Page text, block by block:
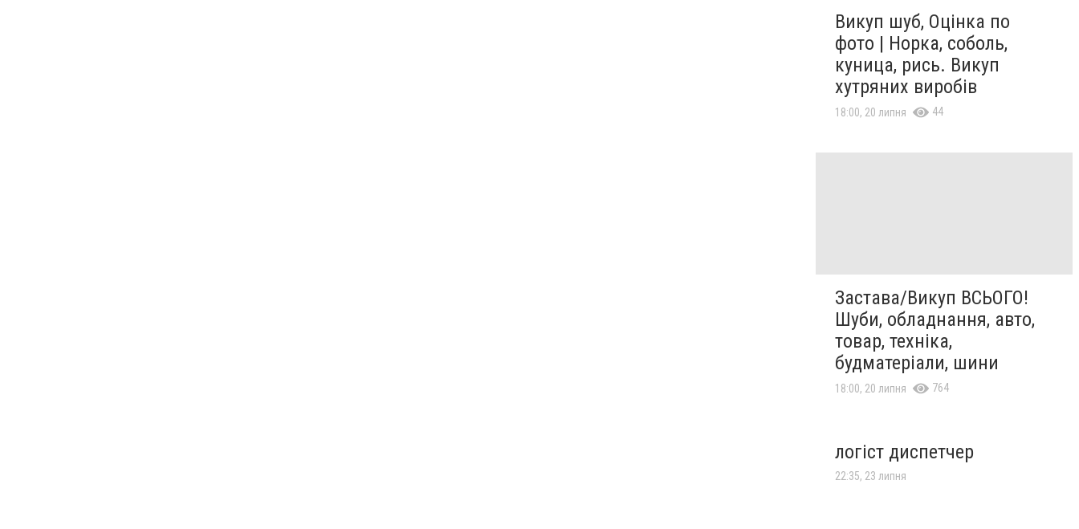
Викуп шуб, Оцінка по
фото | Норка, соболь,
куница, рись. Викуп
хутряних виробів
18:00, 20 липня 44
Застава/Викуп ВСЬОГО!
Шуби, обладнання, авто,
товар, техніка,
будматеріали, шини
18:00, 20 липня 764
логіст диспетчер
22:35, 23 липня